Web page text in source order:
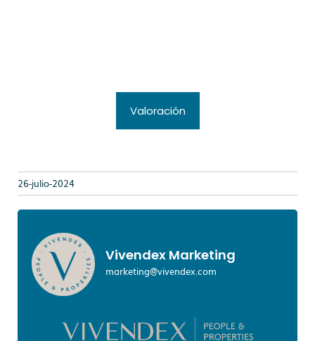
Valoración
26-julio-2024
Vivendex Marketing
marketing@vivendex.com